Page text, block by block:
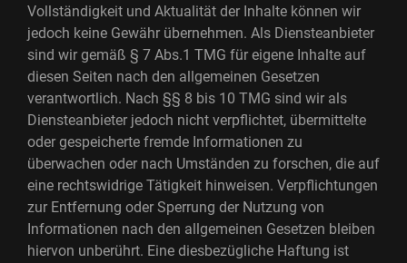
Vollständigkeit und Aktualität der Inhalte können wir
jedoch keine Gewähr übernehmen. Als Diensteanbieter
sind wir gemäß § 7 Abs.1 TMG für eigene Inhalte auf
diesen Seiten nach den allgemeinen Gesetzen
verantwortlich. Nach §§ 8 bis 10 TMG sind wir als
Diensteanbieter jedoch nicht verpflichtet, übermittelte
oder gespeicherte fremde Informationen zu
überwachen oder nach Umständen zu forschen, die auf
eine rechtswidrige Tätigkeit hinweisen. Verpflichtungen
zur Entfernung oder Sperrung der Nutzung von
Informationen nach den allgemeinen Gesetzen bleiben
hiervon unberührt. Eine diesbezügliche Haftung ist